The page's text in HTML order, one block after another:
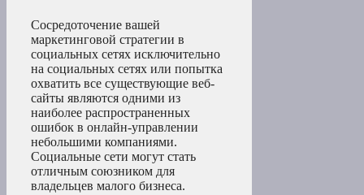
Сосредоточение вашей
маркетинговой стратегии в
социальных сетях исключительно
на социальных сетях или попытка
охватить все существующие веб-
сайты являются одними из
наиболее распространенных
ошибок в онлайн-управлении
небольшими компаниями.
Социальные сети могут стать
отличным союзником для
владельцев малого бизнеса.